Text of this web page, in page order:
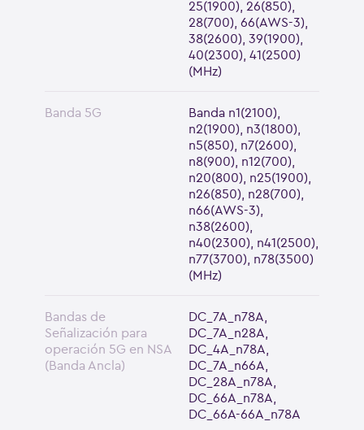
25(1900), 26(850),
28(700), 66(AWS-3),
38(2600), 39(1900),
40(2300), 41(2500)
(MHz)
Banda 5G
Banda n1(2100),
n2(1900), n3(1800),
n5(850), n7(2600),
n8(900), n12(700),
n20(800), n25(1900),
n26(850), n28(700),
n66(AWS-3),
n38(2600),
n40(2300), n41(2500),
n77(3700), n78(3500)
(MHz)
Bandas de
Señalización para
operación 5G en NSA
(Banda Ancla)
DC_7A_n78A,
DC_7A_n28A,
DC_4A_n78A,
DC_7A_n66A,
DC_28A_n78A,
DC_66A_n78A,
DC_66A-66A_n78A